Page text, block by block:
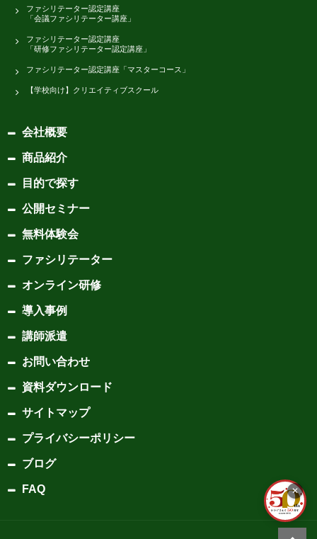
✕
ファシリテーター認定講座
「会議ファシリテーター講座」
ファシリテーター認定講座
「研修ファシリテーター認定講座」
ファシリテーター認定講座「マスターコース」
【学校向け】クリエイティブスクール
会社概要
商品紹介
目的で探す
公開セミナー
無料体験会
ファシリテーター
オンライン研修
導入事例
講師派遣
お問い合わせ
資料ダウンロード
サイトマップ
プライバシーポリシー
ブログ
FAQ